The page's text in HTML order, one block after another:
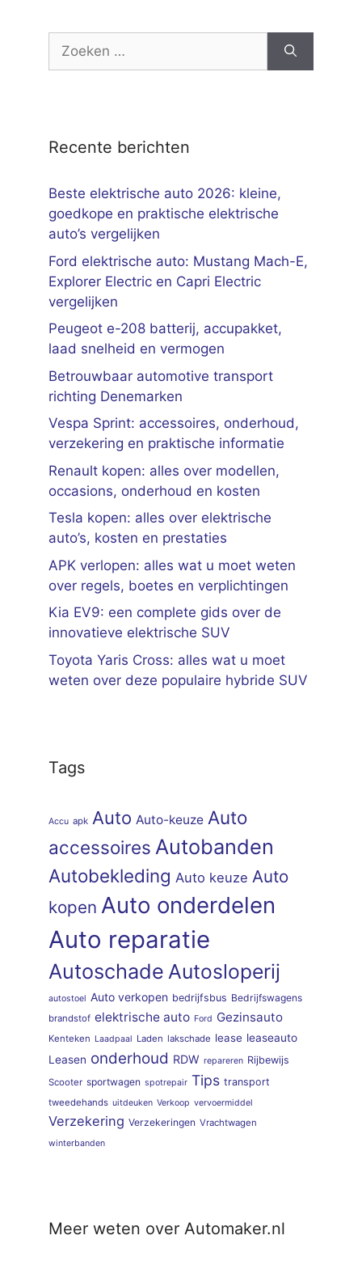
Zoek
Recente berichten
Beste elektrische auto 2026: kleine,
goedkope en praktische elektrische
auto’s vergelijken
Ford elektrische auto: Mustang Mach-E,
Explorer Electric en Capri Electric
vergelijken
Peugeot e-208 batterij, accupakket,
laad snelheid en vermogen
Betrouwbaar automotive transport
richting Denemarken
Vespa Sprint: accessoires, onderhoud,
verzekering en praktische informatie
Renault kopen: alles over modellen,
occasions, onderhoud en kosten
Tesla kopen: alles over elektrische
auto’s, kosten en prestaties
APK verlopen: alles wat u moet weten
over regels, boetes en verplichtingen
Kia EV9: een complete gids over de
innovatieve elektrische SUV
Toyota Yaris Cross: alles wat u moet
weten over deze populaire hybride SUV
Tags
Accu apk Auto Auto-keuze Auto
accessoires Autobanden
Autobekleding Auto keuze Auto
kopen Auto onderdelen
Auto reparatie
Autoschade Autosloperij
autostoel Auto verkopen bedrijfsbus Bedrijfswagens
brandstof elektrische auto Ford Gezinsauto
Kenteken Laadpaal Laden lakschade lease leaseauto
Leasen onderhoud RDW repareren Rijbewijs
Scooter sportwagen spotrepair Tips transport
tweedehands uitdeuken Verkoop vervoermiddel
Verzekering Verzekeringen Vrachtwagen
winterbanden
Meer weten over Automaker.nl